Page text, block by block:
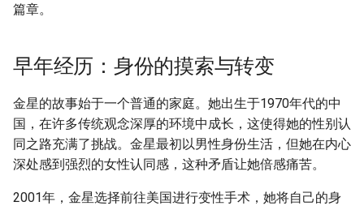
e
c
h
Metadata]
篇章。
早年经历：身份的摸索与转变
金星的故事始于一个普通的家庭。她出生于1970年代的中
国，在许多传统观念深厚的环境中成长，这使得她的性别认
同之路充满了挑战。金星最初以男性身份生活，但她在内心
深处感到强烈的女性认同感，这种矛盾让她倍感痛苦。
2001年，金星选择前往美国进行变性手术，她将自己的身